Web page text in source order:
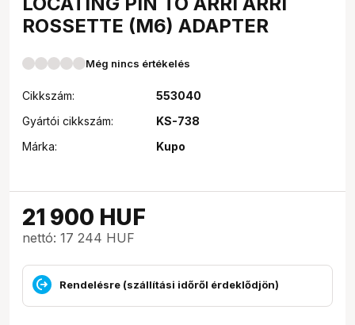
ROSSETTE (M6) ADAPTER
Még nincs értékelés
Cikkszám:
553040
Gyártói cikkszám:
KS-738
Márka:
Kupo
21 900 HUF
nettó: 17 244 HUF
Rendelésre (szállítási időről érdeklődjön)